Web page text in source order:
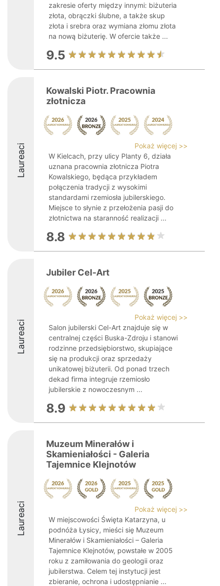
zakresie oferty między innymi: biżuteria
złota, obrączki ślubne, a także skup
złota i srebra oraz wymiana złomu złota
na nową biżuterię. W ofercie także ...
9.5
Laureaci
Kowalski Piotr. Pracownia
złotnicza
Pokaż więcej >>
W Kielcach, przy ulicy Planty 6, działa
uznana pracownia złotnicza Piotra
Kowalskiego, będąca przykładem
połączenia tradycji z wysokimi
standardami rzemiosła jubilerskiego.
Miejsce to słynie z przełożenia pasji do
złotnictwa na staranność realizacji ...
8.8
Laureaci
Jubiler Cel-Art
Pokaż więcej >>
Salon jubilerski Cel-Art znajduje się w
centralnej części Buska-Zdroju i stanowi
rodzinne przedsiębiorstwo, skupiające
się na produkcji oraz sprzedaży
unikatowej biżuterii. Od ponad trzech
dekad firma integruje rzemiosło
jubilerskie z nowoczesnym ...
8.9
Laureaci
Muzeum Minerałów i
Skamieniałości - Galeria
Tajemnice Klejnotów
Pokaż więcej >>
W miejscowości Święta Katarzyna, u
podnóża Łysicy, mieści się Muzeum
Minerałów i Skamieniałości – Galeria
Tajemnice Klejnotów, powstałe w 2005
roku z zamiłowania do geologii oraz
jubilerstwa. Celem tej instytucji jest
zbieranie, ochrona i udostępnianie ...